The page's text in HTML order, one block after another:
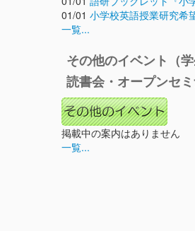
01/01 小学校英語授業研究希
一覧...
その他のイベント（学
読書会・オープンセミ
掲載中の案内はありません
一覧...